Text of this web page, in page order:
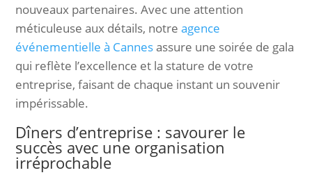
nouveaux partenaires. Avec une attention
méticuleuse aux détails, notreagence
événementielle à Cannesassure une soirée de gala
qui reflète l’excellence et la stature de votre
entreprise, faisant de chaque instant un souvenir
impérissable.
Dîners d’entreprise : savourer le
succès avec une organisation
irréprochable